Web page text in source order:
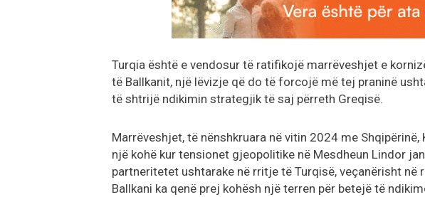
Turqia është e vendosur të ratifikojë marrëveshjet e
të Ballkanit, një lëvizje që do të forcojë më tej praninë
të shtrijë ndikimin strategjik të saj përreth Greqisë.
Marrëveshjet, të nënshkruara në vitin 2024 me
një kohë kur tensionet gjeopolitike në Mesdheun Lindor
partneritetet ushtarake në rritje të Turqisë, veçanërisht
Ballkani ka qenë prej kohësh një terren për betejë të